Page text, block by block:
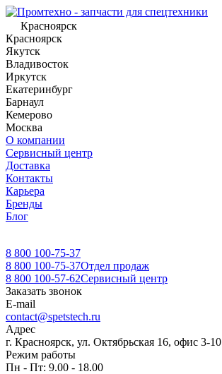
Красноярск
Красноярск
Якутск
Владивосток
Иркутск
Екатеринбург
Барнаул
Кемерово
Москва
О компании
Сервисный центр
Доставка
Контакты
Карьера
Бренды
Блог
8 800 100-75-37
8 800 100-75-37Отдел продаж
8 800 100-57-62Сервисный центр
Заказать звонок
E-mail
contact@spetstech.ru
Адрес
г. Красноярск, ул. Октябрьская 16, офис 3-10
Режим работы
Пн - Пт: 9.00 - 18.00